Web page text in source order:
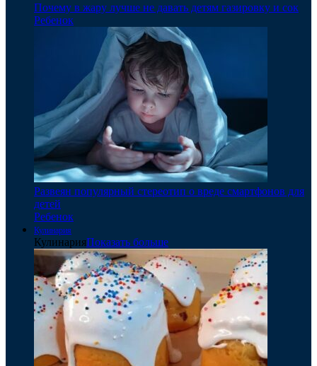
Почему в жару лучше не давать детям газировку и сок
Ребенок
Развеян популярный стереотип о вреде смартфонов для
детей
Ребенок
Кулинария
КулинарияПоказать больше